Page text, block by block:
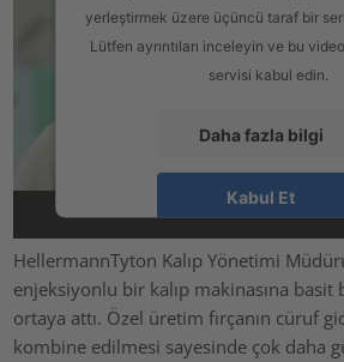
yerleştirmek üzere üçüncü taraf bir
Lütfen ayrıntıları inceleyin ve bu
servisi kabul edin.
Daha fazla bilgi
Kabul Et
powered byUsercentrics Consent
HellermannTyton Kalıp Yönetimi
enjeksiyonlu bir kalıp makinasına basit
ortaya attı. Özel üretim fırçanın cüruf
kombine edilmesi sayesinde çok daha